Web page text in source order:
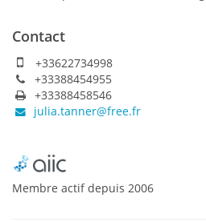
Contact
+33622734998
+33388454955
+33388458546
julia.tanner@free.fr
Membre actifdepuis 2006